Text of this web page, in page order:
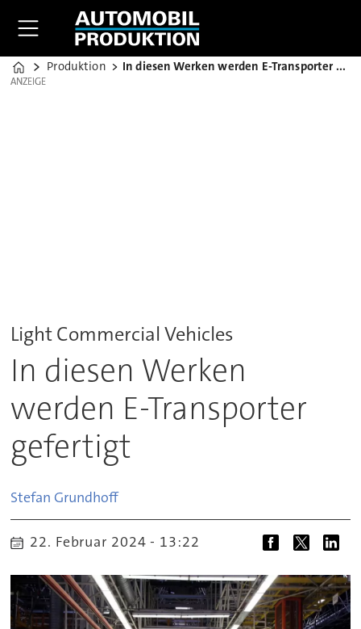
Home
Produktion In diesen Werken werden E-Transporter gefertigt
ANZEIGE
ANZEIGE
Light Commercial Vehicles
In diesen Werken
werden E-Transporter
gefertigt
Stefan Grundhoff
22. Februar 2024 - 13:22